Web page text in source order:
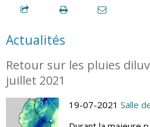
Actualités
Retour sur les pluies
juillet 2021
19-07-2021 Salle